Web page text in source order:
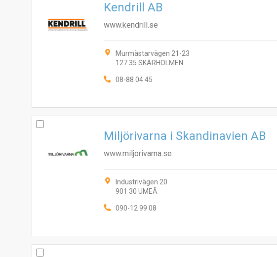
Kendrill AB
www.kendrill.se
Murmästarvägen 21-23
127 35 SKÄRHOLMEN
08-88 04 45
Miljörivarna i Skandinavien AB
www.miljorivarna.se
Industrivägen 20
901 30 UMEÅ
090-12 99 08